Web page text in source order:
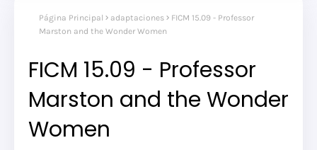
Página Principal adaptaciones
FICM 15.09 - Professor
Marston and the Wonder Women
FICM 15.09 - Professor
Marston and the Wonder
Women